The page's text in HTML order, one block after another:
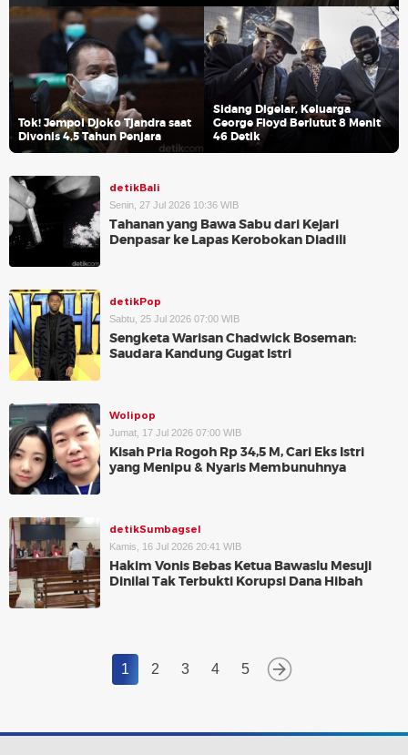
Tok! Jempol Djoko Tjandra saat
Divonis 4,5 Tahun Penjara
Sidang Digelar, Keluarga
George Floyd Berlutut 8 Menit
46 Detik
detikBali
Senin, 27 Jul 2026 10:36 WIB
Tahanan yang Bawa Sabu dari Kejari
Denpasar ke Lapas Kerobokan Diadili
detikPop
Sabtu, 25 Jul 2026 07:00 WIB
Sengketa Warisan Chadwick Boseman:
Saudara Kandung Gugat Istri
Wolipop
Jumat, 17 Jul 2026 07:00 WIB
Kisah Pria Rogoh Rp 34,5 M, Cari Eks Istri
yang Menipu & Nyaris Membunuhnya
detikSumbagsel
Kamis, 16 Jul 2026 20:41 WIB
Hakim Vonis Bebas Ketua Bawaslu Mesuji
Dinilai Tak Terbukti Korupsi Dana Hibah
1 2 3 4 5